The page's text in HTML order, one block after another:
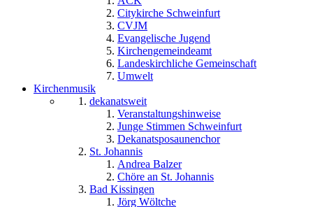
Citykirche Schweinfurt
CVJM
Evangelische Jugend
Kirchengemeindeamt
Landeskirchliche Gemeinschaft
Umwelt
Kirchenmusik
dekanatsweit
Veranstaltungshinweise
Junge Stimmen Schweinfurt
Dekanatsposaunenchor
St. Johannis
Andrea Balzer
Chöre an St. Johannis
Bad Kissingen
Jörg Wöltche